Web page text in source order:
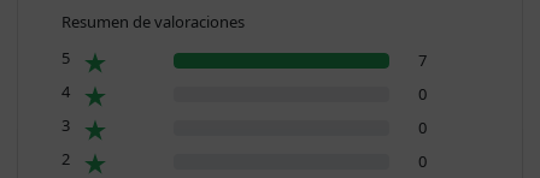
Resumen de valoraciones
5
7
4
0
3
0
2
0